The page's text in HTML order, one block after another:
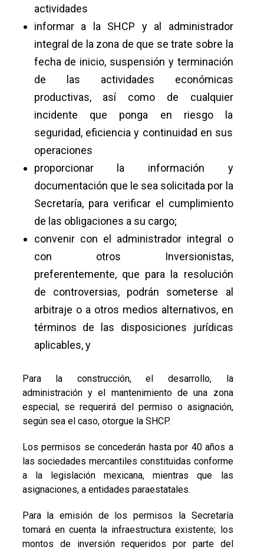
actividades
informar a la SHCP y al administrador
integral de la zona de que se trate sobre la
fecha de inicio, suspensión y terminación
de las actividades económicas
productivas, así como de cualquier
incidente que ponga en riesgo la
seguridad, eficiencia y continuidad en sus
operaciones
proporcionar la información y
documentación que le sea solicitada por la
Secretaría, para verificar el cumplimiento
de las obligaciones a su cargo;
convenir con el administrador integral o
con otros Inversionistas,
preferentemente, que para la resolución
de controversias, podrán someterse al
arbitraje o a otros medios alternativos, en
términos de las disposiciones jurídicas
aplicables, y
Para la construcción, el desarrollo, la
administración y el mantenimiento de una zona
especial, se requerirá del permiso o asignación,
según sea el caso, otorgue la SHCP.
Los permisos se concederán hasta por 40 años a
las sociedades mercantiles constituidas conforme
a la legislación mexicana, mientras que las
asignaciones, a entidades paraestatales.
Para la emisión de los permisos la Secretaría
tomará en cuenta la infraestructura existente; los
montos de inversión requeridos por parte del